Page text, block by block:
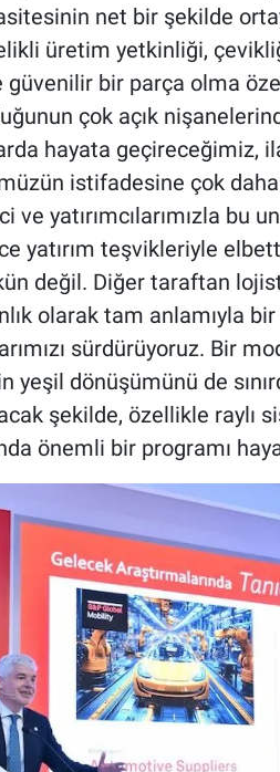
net bir şekilde
üretim yetkinliği,
bir parça olma
çok açık
hayata geçireceğimiz,
istifadesine çok daha
ve yatırımcılarımızla bu
yatırım teşvikleriyle
değil. Diğer taraftan
olarak tam anlamıyla
sürdürüyoruz. Bir
yeşil dönüşümünü de
şekilde, özellikle raylı
önemli bir programı